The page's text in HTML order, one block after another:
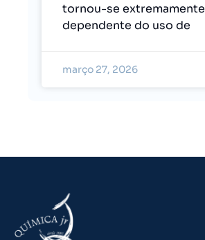
tornou-se extremamente
dependente do uso de
março 27, 2026